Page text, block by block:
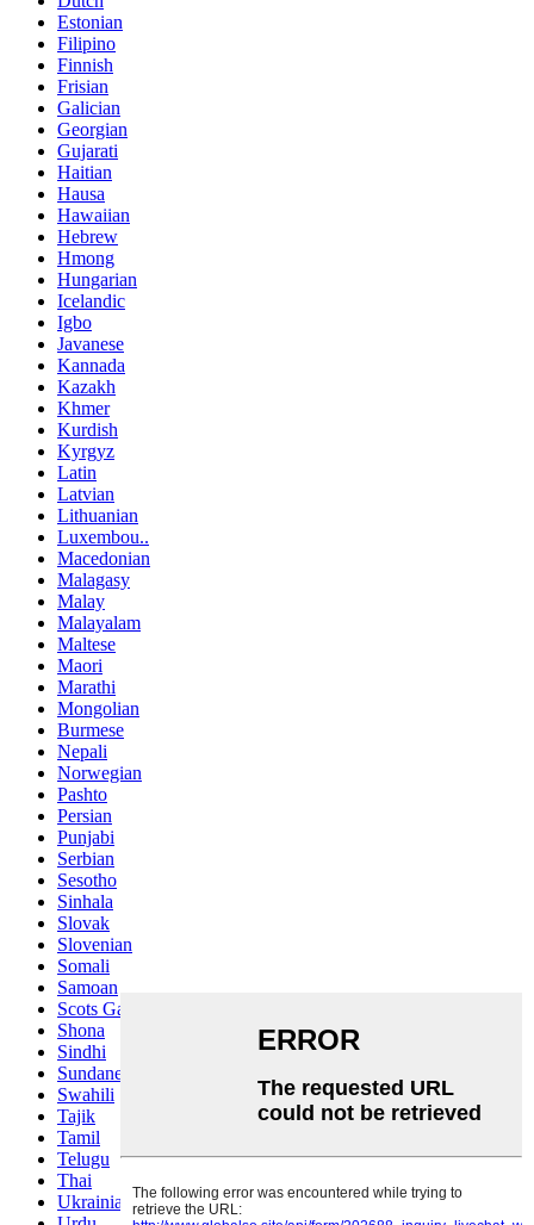
Estonian
Filipino
Finnish
Frisian
Galician
Georgian
Gujarati
Haitian
Hausa
Hawaiian
Hebrew
Hmong
Hungarian
Icelandic
Igbo
Javanese
Kannada
Kazakh
Khmer
Kurdish
Kyrgyz
Latin
Latvian
Lithuanian
Luxembou..
Macedonian
Malagasy
Malay
Malayalam
Maltese
Maori
Marathi
Mongolian
Burmese
Nepali
Norwegian
Pashto
Persian
Punjabi
Serbian
Sesotho
Sinhala
Slovak
Slovenian
Somali
Samoan
Scots Gaelic
Shona
Sindhi
Sundanese
Swahili
Tajik
Tamil
Telugu
Thai
Ukrainian